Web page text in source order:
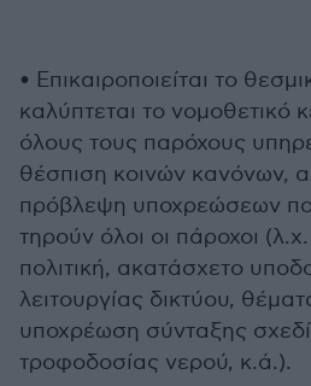
• Επικαιροποιείται το
καλύπτεται το νομοθετικό
όλους τους παρόχους
θέσπιση κοινών κανόνων,
πρόβλεψη υποχρεώσεων
τηρούν όλοι οι πάροχοι
πολιτική, ακατάσχετο
λειτουργίας δικτύου,
υποχρέωση σύνταξης
τροφοδοσίας νερού, κ.ά.).